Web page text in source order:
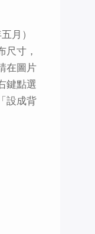
月）
尺寸，
在圖片
鍵點選
設成背